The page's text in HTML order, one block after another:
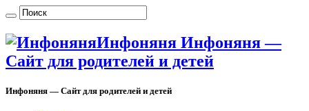
Инфоняня Инфоняня —
Сайт для родителей и детей
Инфоняня — Сайт для родителей и детей